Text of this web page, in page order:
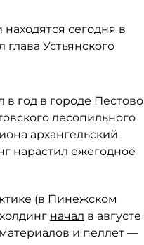
сегодня в
Устьянского
год в городе Пестово
лесопильного
архангельский
нарастил ежегодное
(в Пинежском
начал в августе
и пеллет —